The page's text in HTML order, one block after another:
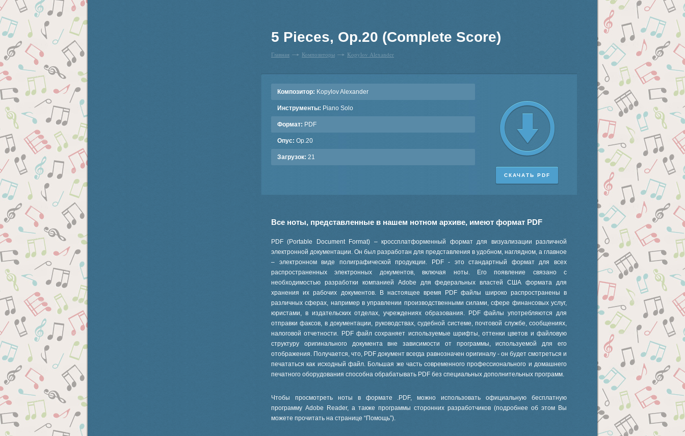
5 Pieces, Op.20 (Complete Score)
Главная Композиторы Kopylov Alexander
Композитор: Kopylov Alexander
Инструменты: Piano Solo
Формат: PDF
Опус: Op.20
Загрузок: 21
СКАЧАТЬ PDF
Все ноты, представленные в нашем нотном архиве, имеют формат PDF
PDF (Portable Document Format) – кроссплатформенный формат для визуализации различной
электронной документации. Он был разработан для представления в удобном, наглядном, а главное
– электронном виде полиграфической продукции. PDF - это стандартный формат для всех
распространенных электронных документов, включая ноты. Его появление связано с
необходимостью разработки компанией Adobe для федеральных властей США формата для
хранения их рабочих документов. В настоящее время PDF файлы широко распространены в
различных сферах, например в управлении производственными силами, сфере финансовых услуг,
юристами, в издательских отделах, учреждениях образования. PDF файлы употребляются для
отправки факсов, в документации, руководствах, судебной системе, почтовой службе, сообщениях,
налоговой отчетности. PDF файл сохраняет используемые шрифты, оттенки цветов и файловую
структуру оригинального документа вне зависимости от программы, используемой для его
отображения. Получается, что, PDF документ всегда равнозначен оригиналу - он будет смотреться и
печататься как исходный файл. Большая же часть современного профессионального и домашнего
печатного оборудования способна обрабатывать PDF без специальных дополнительных программ.
Чтобы просмотреть ноты в формате .PDF, можно использовать официальную бесплатную
программу Adobe Reader, а также программы сторонних разработчиков (подробнее об этом Вы
можете прочитать на странице “Помощь”).